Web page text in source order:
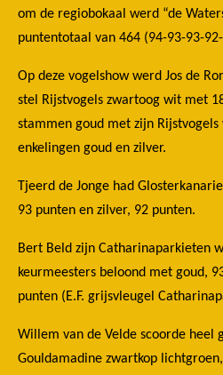
om de regiobokaal werd “de
puntentotaal van 464 (94-93-93-
Op deze vogelshow werd Jos de
stel Rijstvogels zwartoog wit met
stammen goud met zijn
enkelingen goud en zilver.
Tjeerd de Jonge had
93 punten en zilver, 92 punten.
Bert Beld zijn Catharinaparkieten
keurmeesters beloond met goud,
punten (E.F. grijsvleugel
Willem van de Velde scoorde heel
Gouldamadine zwartkop